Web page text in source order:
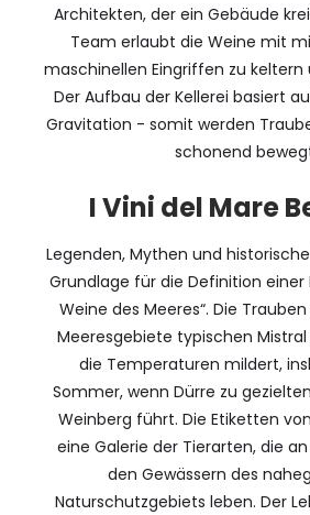
Architekten, der ein Gebäude
Team erlaubt die Weine mit
maschinellen Eingriffen zu keltern
Der Aufbau der Kellerei basiert
Gravitation - somit werden
schonend
I Vini del Mare
Legenden, Mythen und
Grundlage für die Definition einer
Weine des Meeres“. Die
Meeresgebiete typischen
die Temperaturen mildert,
Sommer, wenn Dürre zu
Weinberg führt. Die Etiketten
eine Galerie der Tierarten, die
den Gewässern des
Naturschutzgebiets leben. Der